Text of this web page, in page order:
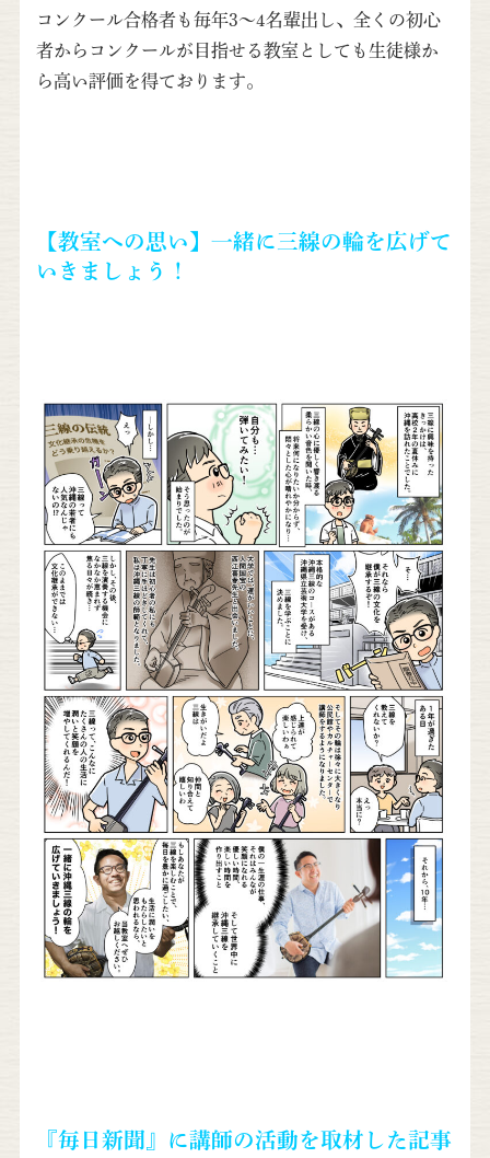
コンクール合格者も毎年3～4名輩出し、全くの初心
者からコンクールが目指せる教室としても生徒様か
ら高い評価を得ております。
【教室への思い】一緒に三線の輪を広げて
いきましょう！
『毎日新聞』に講師の活動を取材した記事